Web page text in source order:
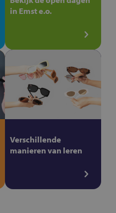
in Emst e.o.
Verschillende
manieren van leren